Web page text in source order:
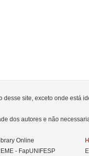
desse site, exceto onde está
dos autores e não
Online
- FapUNIFESP